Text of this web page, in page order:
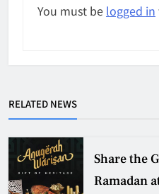
You must be logged in
RELATED NEWS
Share the
Ramadan